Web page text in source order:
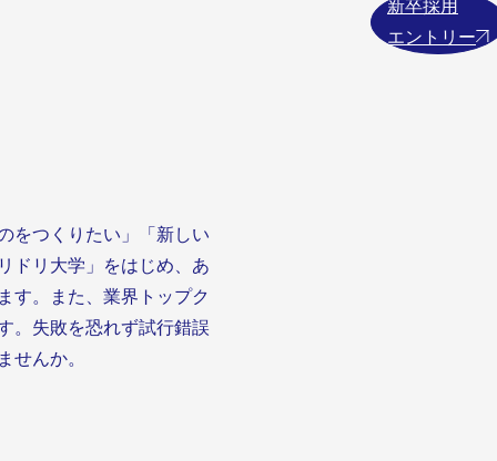
をつくりたい」「新しい
ドリ大学」をはじめ、あ
す。また、業界トップク
。失敗を恐れず試行錯誤
せんか。
新卒採用
エントリー